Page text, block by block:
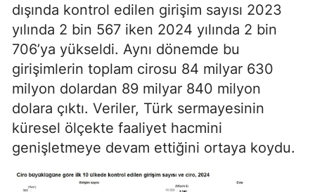
dışında kontrol edilen girişim sayısı 2023
yılında 2 bin 567 iken 2024 yılında 2 bin
706’ya yükseldi. Aynı dönemde bu
girişimlerin toplam cirosu 84 milyar 630
milyon dolardan 89 milyar 840 milyon
dolara çıktı. Veriler, Türk sermayesinin
küresel ölçekte faaliyet hacmini
genişletmeye devam ettiğini ortaya koydu.